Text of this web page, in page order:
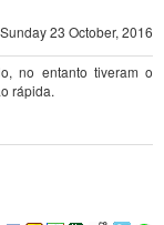
23 October, 2016
no entanto tiveram o
rápida.